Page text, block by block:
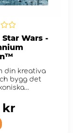
Star Wars -
din kreativa
bygg det
kr